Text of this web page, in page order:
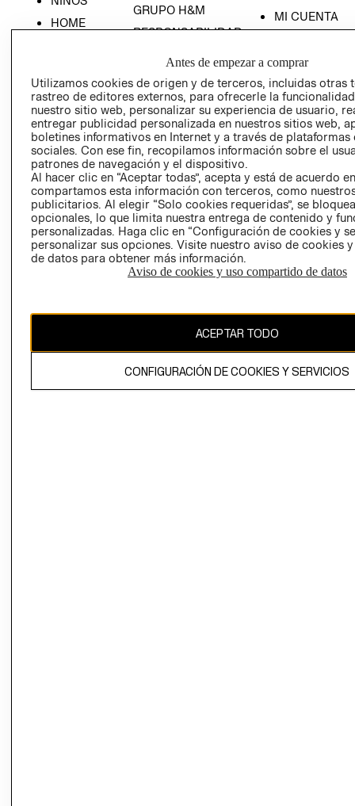
HOME
GRUPO H&M
RESPONSABILIDAD
PRENSA
RELACIÓN CON
INVERSIONISTAS
POLÍTICA
EMPRESARIAL
MI CUENTA
- RETIRO EN
TIENDA
TÉRMINOS Y
CONDICIONES
PRIVACIDAD
GIFT CARD
AVISO DE
COOKIES
Uruguay ($U)
Antes de empezar a comprar
Utilizamos cookies de origen y de terceros, incluidas otras
rastreo de editores externos, para ofrecerle la
nuestro sitio web, personalizar su experiencia de usuario,
entregar publicidad personalizada en nuestros sitios web,
boletines informativos en Internet y a través de plataformas
sociales. Con ese fin, recopilamos información sobre el
patrones de navegación y el dispositivo.
Al hacer clic en “Aceptar todas”, acepta y está de acuerdo
compartamos esta información con terceros, como
publicitarios. Al elegir “Solo cookies requeridas”, se
opcionales, lo que limita nuestra entrega de contenido y
personalizadas. Haga clic en “Configuración de cookies y
personalizar sus opciones. Visite nuestro aviso de cookies
de datos para obtener más información.
Aviso de cookies y uso compartido de datos
ACEPTAR TODO
CONFIGURACIÓN DE COOKIES Y SERVICIOS